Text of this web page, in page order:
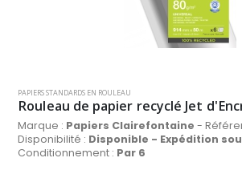
PAPIERS STANDARDS EN ROULEAU
Marque : Papiers Clairefontaine -
Disponibilité : Disponible - Expédition
Conditionnement : Par 6